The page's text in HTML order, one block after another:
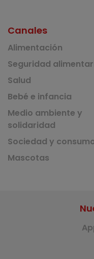
Canales
Alimentación
Seguridad
Salud
Bebé e infancia
Medio ambiente y
solidaridad
Sociedad y
Mascotas